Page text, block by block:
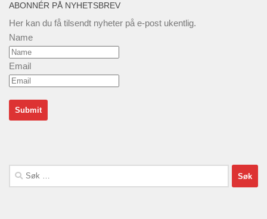
ABONNÉR PÅ NYHETSBREV
Her kan du få tilsendt nyheter på e-post ukentlig.
Name
Email
Søk
etter: